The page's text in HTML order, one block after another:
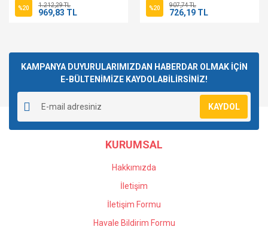
%20 1.212,29 TL
969,83 TL %20 907,74 TL
726,19 TL
KAMPANYA DUYURULARIMIZDAN HABERDAR OLMAK İÇİN
E-BÜLTENİMİZE KAYDOLABİLİRSİNİZ!
KAYDOL
KURUMSAL
Hakkımızda
İletişim
İletişim Formu
Havale Bildirim Formu